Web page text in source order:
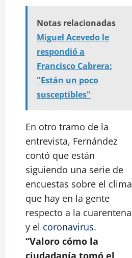
Notas relacionadas
Miguel Acevedo le
respondió a
Francisco Cabrera:
"Están un poco
susceptibles"
En otro tramo de la
entrevista, Fernández
contó que están
siguiendo una serie de
encuestas sobre el clima
que hay en la gente
respecto a la cuarentena
y el coronavirus.
“Valoro cómo la